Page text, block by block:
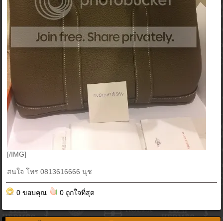
[/IMG]
สนใจ โทร 0813616666 นุช
0 ขอบคุณ 0 ถูกใจที่สุด